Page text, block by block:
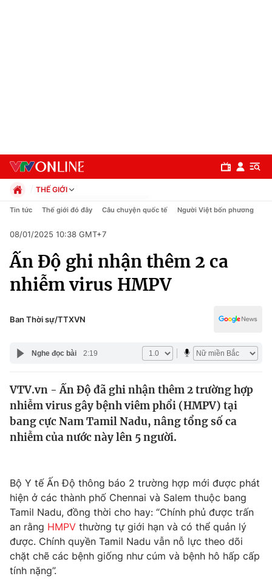
Chuyên mục
Chính trị
Pháp luật
Thế giới
Tin tức
Câu chuyện quốc tế
Tài chính
Thị trường
Góc doanh nghiệp
Dữ liệu và đời sống
Truyền hình
Phim VTV
Hậu trường
Giải trí
THẾ GIỚI
Chính trị
Pháp luật
Kinh tế
Thể thao
Truyền hình
Y tế
Công nghệ
Tin tức Thế giới đó đây Câu chuyện quốc tế Người Việt bốn phương
08/01/2025 10:38 GMT+7
Ấn Độ ghi nhận thêm 2 ca
nhiễm virus HMPV
Ban Thời sự/TTXVN
Nghe đọc bài 2:19
VTV.vn - Ấn Độ đã ghi nhận thêm 2 trường hợp
nhiễm virus gây bệnh viêm phổi (HMPV) tại
bang cực Nam Tamil Nadu, nâng tổng số ca
nhiễm của nước này lên 5 người.
Bộ Y tế Ấn Độ thông báo 2 trường hợp mới được phát
hiện ở các thành phố Chennai và Salem thuộc bang
Tamil Nadu, đồng thời cho hay: “Chính phủ được trấn
an rằng HMPV thường tự giới hạn và có thể quản lý
được. Chính quyền Tamil Nadu vẫn nỗ lực theo dõi
chặt chẽ các bệnh giống như cúm và bệnh hô hấp cấp
tính nặng”.